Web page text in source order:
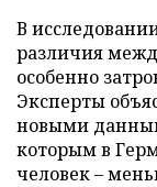
В
различия
особенно
Эксперты
новыми
которым в
человек –